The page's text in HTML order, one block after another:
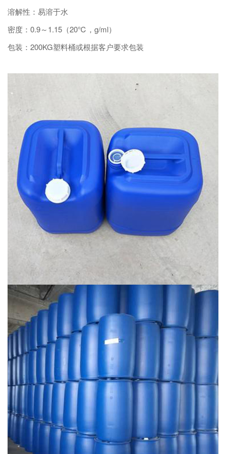
溶解性：易溶于水
密度：0.9～1.15（20℃，g/ml）
包装：200KG塑料桶或根据客户要求包装